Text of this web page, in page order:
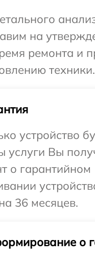
на
ремонта и
техники.
устройство
услуги Вы
о гарантийном
36 месяцев.
о